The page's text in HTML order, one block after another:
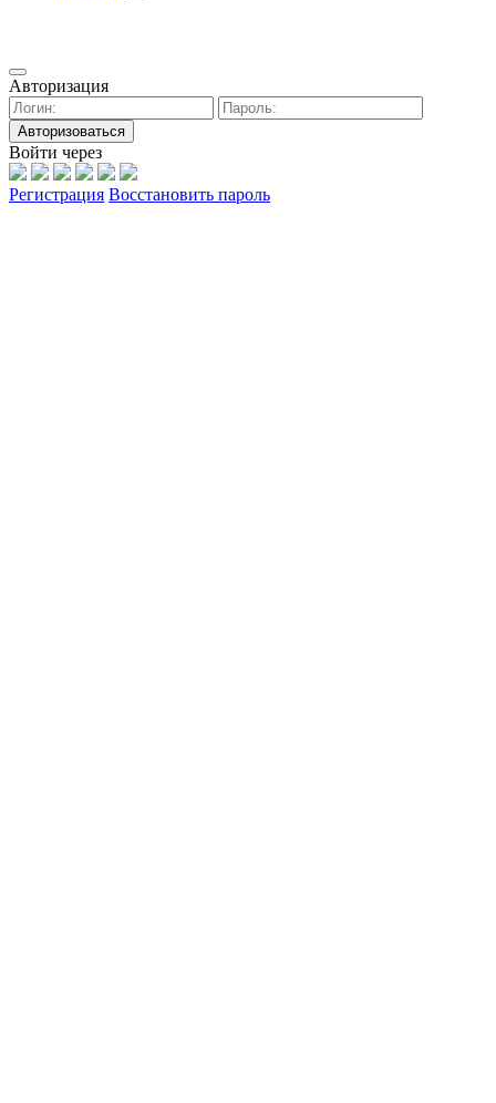
Авторизация
Авторизоваться
Войти через
Регистрация Восстановить пароль